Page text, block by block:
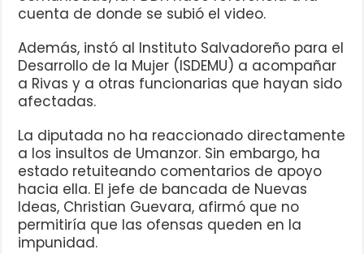
cuenta de donde se subió el video.
Además, instó al Instituto Salvadoreño para el
Desarrollo de la Mujer (ISDEMU) a acompañar
a Rivas y a otras funcionarias que hayan sido
afectadas.
La diputada no ha reaccionado directamente
a los insultos de Umanzor. Sin embargo, ha
estado retuiteando comentarios de apoyo
hacia ella. El jefe de bancada de Nuevas
Ideas, Christian Guevara, afirmó que no
permitiría que las ofensas queden en la
impunidad.